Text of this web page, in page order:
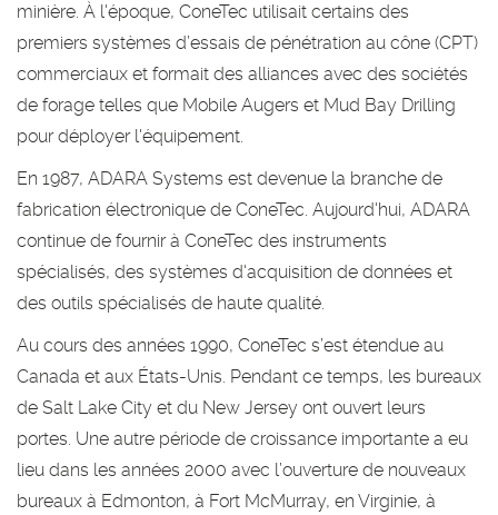
minière. À l'époque, ConeTec utilisait certains des
premiers systèmes d’essais de pénétration au cône (CPT)
commerciaux et formait des alliances avec des sociétés
de forage telles que Mobile Augers et Mud Bay Drilling
pour déployer l'équipement.
En 1987, ADARA Systems est devenue la branche de
fabrication électronique de ConeTec. Aujourd'hui, ADARA
continue de fournir à ConeTec des instruments
spécialisés, des systèmes d'acquisition de données et
des outils spécialisés de haute qualité.
Au cours des années 1990, ConeTec s’est étendue au
Canada et aux États-Unis. Pendant ce temps, les bureaux
de Salt Lake City et du New Jersey ont ouvert leurs
portes. Une autre période de croissance importante a eu
lieu dans les années 2000 avec l’ouverture de nouveaux
bureaux à Edmonton, à Fort McMurray, en Virginie, à